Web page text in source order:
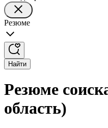
Резюме
Найти
Резюме
область)